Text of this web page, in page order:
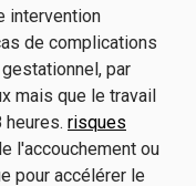
intervention
de complications
par
mais que le travail
heures. risques
l'accouchement ou
pour accélérer le